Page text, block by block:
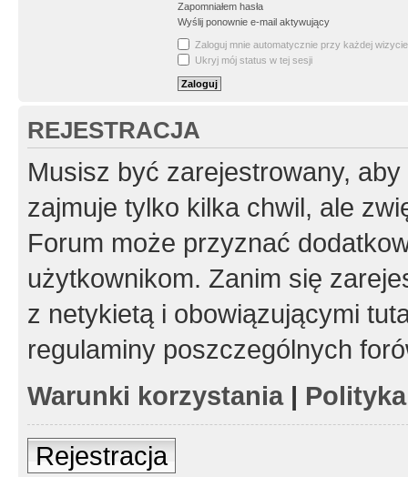
Zapomniałem hasła
Wyślij ponownie e-mail aktywujący
Zaloguj mnie automatycznie przy każdej wizycie
Ukryj mój status w tej sesji
REJESTRACJA
Musisz być zarejestrowany,
zajmuje tylko kilka chwil, ale
Forum może przyznać
użytkownikom. Zanim się
z netykietą i obowiązującymi
regulaminy poszczególnych
Warunki korzystania|
Rejestracja